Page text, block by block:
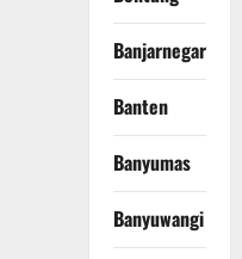
Banjarnegara
Banten
Banyumas
Banyuwangi